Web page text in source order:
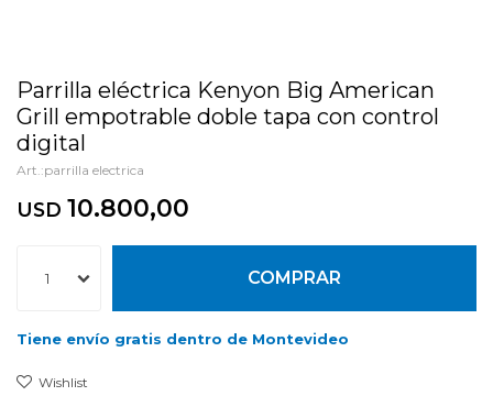
Parrilla eléctrica Kenyon Big American
Grill empotrable doble tapa con control
digital
parrilla electrica
USD 10.800,00
1 COMPRAR
Tiene envío gratis dentro de Montevideo